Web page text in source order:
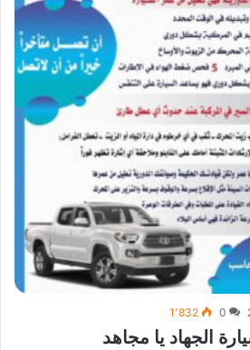
0 1٬832
الجهاد يا مجاهد